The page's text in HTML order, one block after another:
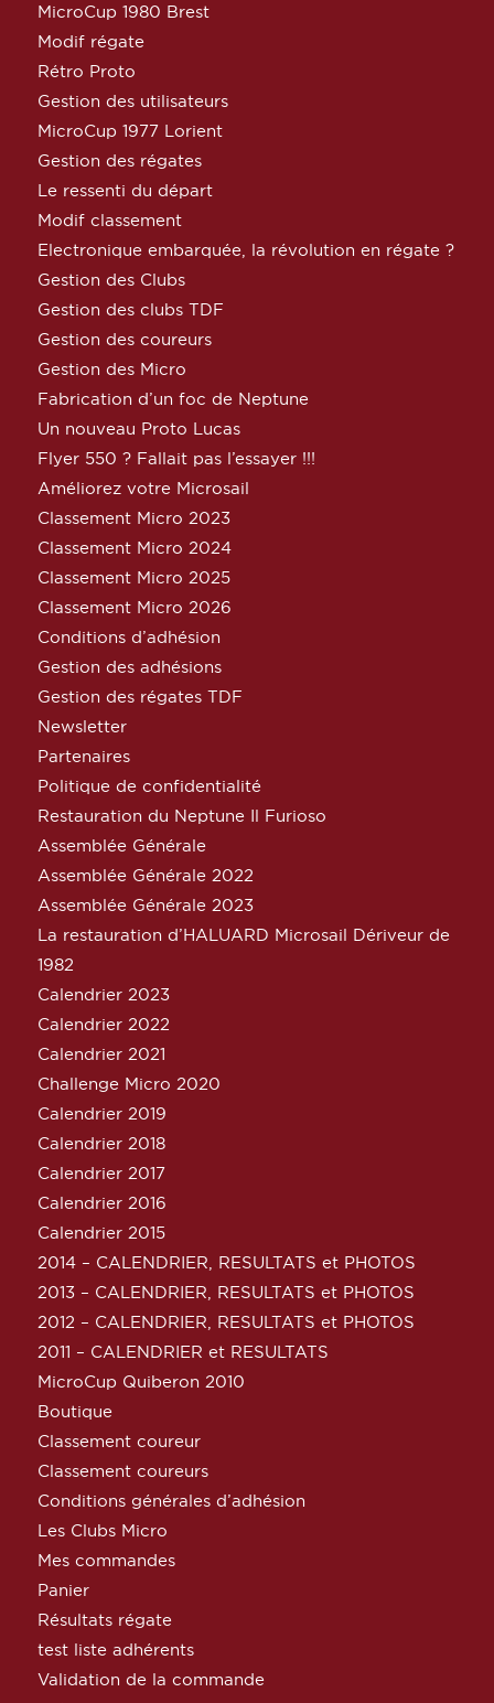
MicroCup 1980 Brest
Modif régate
Rétro Proto
Gestion des utilisateurs
MicroCup 1977 Lorient
Gestion des régates
Le ressenti du départ
Modif classement
Electronique embarquée, la révolution en régate ?
Gestion des Clubs
Gestion des clubs TDF
Gestion des coureurs
Gestion des Micro
Fabrication d’un foc de Neptune
Un nouveau Proto Lucas
Flyer 550 ? Fallait pas l’essayer !!!
Améliorez votre Microsail
Classement Micro 2023
Classement Micro 2024
Classement Micro 2025
Classement Micro 2026
Conditions d’adhésion
Gestion des adhésions
Gestion des régates TDF
Newsletter
Partenaires
Politique de confidentialité
Restauration du Neptune Il Furioso
Assemblée Générale
Assemblée Générale 2022
Assemblée Générale 2023
La restauration d’HALUARD Microsail Dériveur de
1982
Calendrier 2023
Calendrier 2022
Calendrier 2021
Challenge Micro 2020
Calendrier 2019
Calendrier 2018
Calendrier 2017
Calendrier 2016
Calendrier 2015
2014 – CALENDRIER, RESULTATS et PHOTOS
2013 – CALENDRIER, RESULTATS et PHOTOS
2012 – CALENDRIER, RESULTATS et PHOTOS
2011 – CALENDRIER et RESULTATS
MicroCup Quiberon 2010
Boutique
Classement coureur
Classement coureurs
Conditions générales d’adhésion
Les Clubs Micro
Mes commandes
Panier
Résultats régate
test liste adhérents
Validation de la commande